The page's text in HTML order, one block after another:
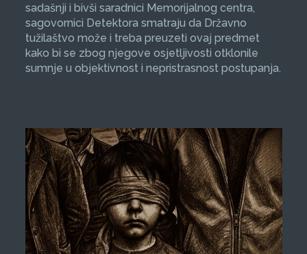
sadašnji i bivši saradnici Memorijalnog centra,
sagovornici Detektora smatraju da Državno
tužilaštvo može i treba preuzeti ovaj predmet
kako bi se zbog njegove osjetljivosti otklonile
sumnje u objektivnost i nepristrasnost postupanja.